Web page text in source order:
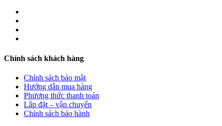
Chính sách khách hàng
Chính sách bảo mật
Hướng dẫn mua hàng
Phương thức thanh toán
Lắp đặt – vận chuyển
Chính sách bảo hành